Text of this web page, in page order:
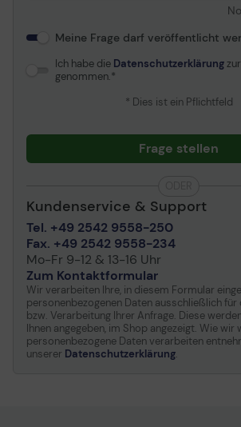
Meine Frage darf veröffentlicht
Ich habe die Datenschutzerklärung
genommen.
* Dies ist ein Pflichtfeld
Frage stellen
Kundenservice & Support
Tel. +49 2542 9558-250
Fax. +49 2542 9558-234
Mo-Fr 9-12 & 13-16 Uhr
Zum Kontaktformular
Wir verarbeiten Ihre, in diesem Formular
personenbezogenen Daten ausschließlich
bzw. Verarbeitung Ihrer Anfrage. Diese
Ihnen angegeben, im Shop angezeigt. Wie wir
personenbezogene Daten verarbeiten
unserer Datenschutzerklärung.